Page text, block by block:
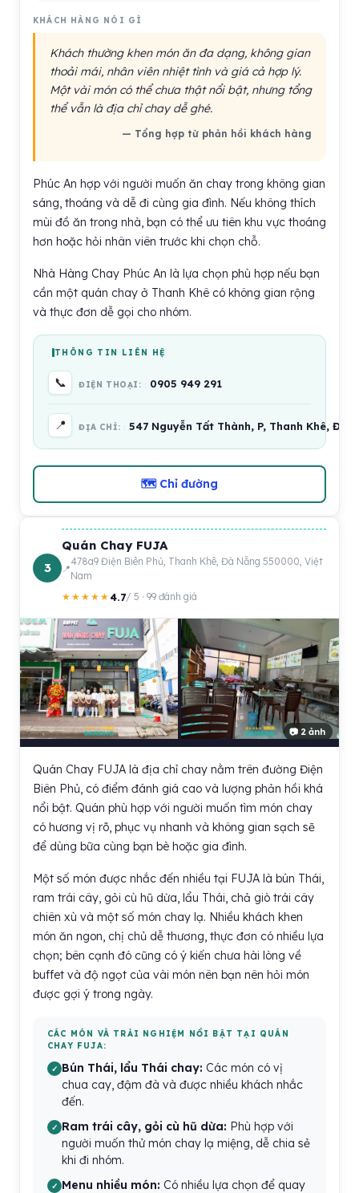
KHÁCH HÀNG NÓI GÌ
Khách thường khen món ăn đa dạng, không gian
thoải mái, nhân viên nhiệt tình và giá cả hợp lý.
Một vài món có thể chưa thật nổi bật, nhưng tổng
thể vẫn là địa chỉ chay dễ ghé.
— Tổng hợp từ phản hồi khách hàng
Phúc An hợp với người muốn ăn chay trong không gian
sáng, thoáng và dễ đi cùng gia đình. Nếu không thích
mùi đồ ăn trong nhà, bạn có thể ưu tiên khu vực thoáng
hơn hoặc hỏi nhân viên trước khi chọn chỗ.
Nhà Hàng Chay Phúc An là lựa chọn phù hợp nếu bạn
cần một quán chay ở Thanh Khê có không gian rộng
và thực đơn dễ gọi cho nhóm.
THÔNG TIN LIÊN HỆ
📞 ĐIỆN THOẠI: 0905 949 291
📍 ĐỊA CHỈ: 547 Nguyễn Tất Thành, P, Thanh Khê, Đà
🗺 Chỉ đường
3
Quán Chay FUJA
478a9 Điện Biên Phủ, Thanh Khê, Đà Nẵng 550000, Việt
Nam
★★★★★4.7/ 5 · 99 đánh giá
📷 2 ảnh
Quán Chay FUJA là địa chỉ chay nằm trên đường Điện
Biên Phủ, có điểm đánh giá cao và lượng phản hồi khá
nổi bật. Quán phù hợp với người muốn tìm món chay
có hương vị rõ, phục vụ nhanh và không gian sạch sẽ
để dùng bữa cùng bạn bè hoặc gia đình.
Một số món được nhắc đến nhiều tại FUJA là bún Thái,
ram trái cây, gỏi cù hũ dừa, lẩu Thái, chả giò trái cây
chiên xù và một số món chay lạ. Nhiều khách khen
món ăn ngon, chị chủ dễ thương, thực đơn có nhiều lựa
chọn; bên cạnh đó cũng có ý kiến chưa hài lòng về
buffet và độ ngọt của vài món nên bạn nên hỏi món
được gợi ý trong ngày.
CÁC MÓN VÀ TRẢI NGHIỆM NỔI BẬT TẠI QUÁN
CHAY FUJA:
Bún Thái, lẩu Thái chay: Các món có vị
chua cay, đậm đà và được nhiều khách nhắc
đến.
Ram trái cây, gỏi cù hũ dừa: Phù hợp với
người muốn thử món chay lạ miệng, dễ chia sẻ
khi đi nhóm.
Menu nhiều món: Có nhiều lựa chọn để quay